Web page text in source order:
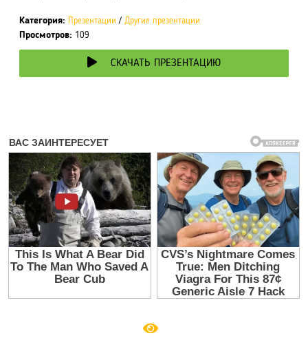
Категория: Презентации / Другие презентации
Просмотров: 109
СКАЧАТЬ ПРЕЗЕНТАЦИЮ